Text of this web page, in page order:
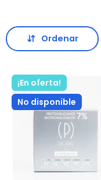
Ordenar
¡En oferta!
No disponible